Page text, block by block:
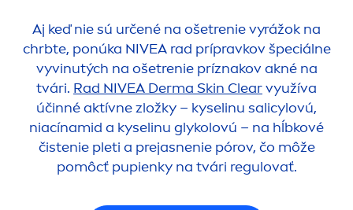
Aj keď nie sú určené na ošetrenie vyrážok na
chrbte, ponúka NIVEArad prípravkov špeciálne
vyvinutých na ošetrenie príznakov akné na
tvári. Rad NIVEA Derma Skin Clearvyužíva
účinné aktívne zložky – kyselinu salicylovú,
niacínamid a kyselinu glykolovú – na hĺbkové
čistenie pleti a prejasnenie pórov, čo môže
pomôcť pupienky na tvári regulovať.